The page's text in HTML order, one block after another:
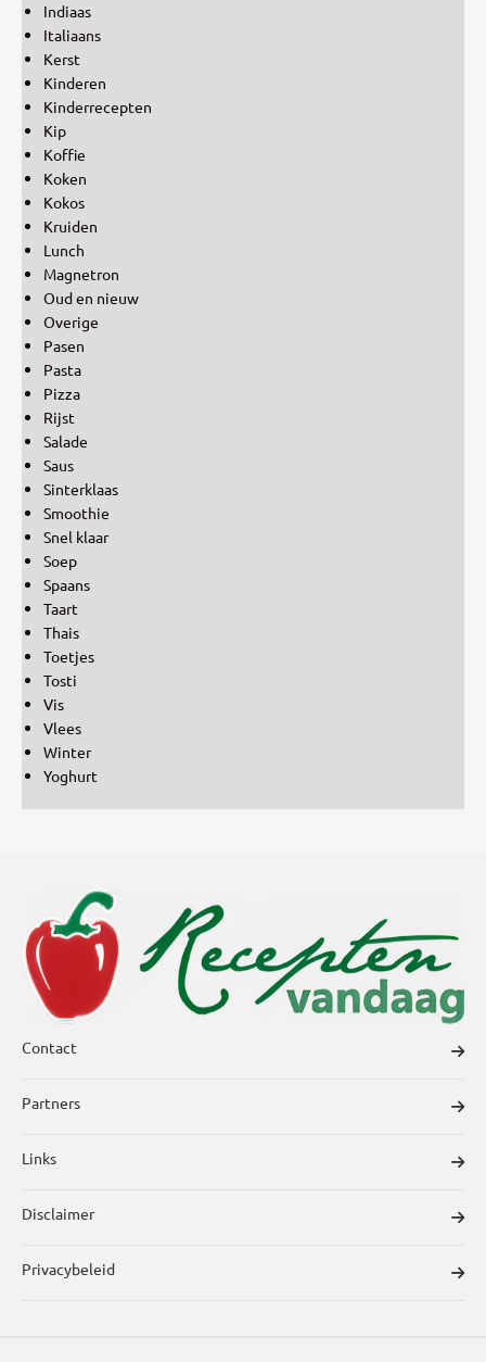
Indiaas
Italiaans
Kerst
Kinderen
Kinderrecepten
Kip
Koffie
Koken
Kokos
Kruiden
Lunch
Magnetron
Oud en nieuw
Overige
Pasen
Pasta
Pizza
Rijst
Salade
Saus
Sinterklaas
Smoothie
Snel klaar
Soep
Spaans
Taart
Thais
Toetjes
Tosti
Vis
Vlees
Winter
Yoghurt
Contact
Partners
Links
Disclaimer
Privacybeleid